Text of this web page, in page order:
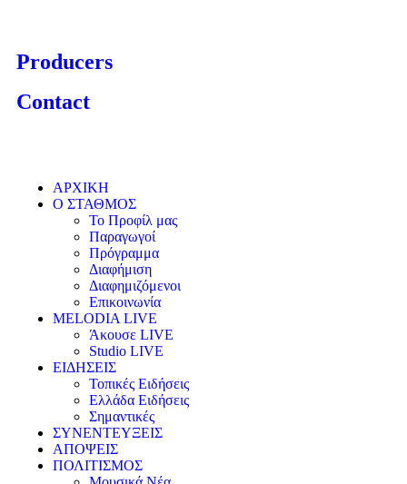
Producers
Contact
ΑΡΧΙΚΗ
Ο ΣΤΑΘΜΟΣ
Το Προφίλ μας
Παραγωγοί
Πρόγραμμα
Διαφήμιση
Διαφημιζόμενοι
Επικοινωνία
MELODIA LIVE
Άκουσε LIVE
Studio LIVE
ΕΙΔΗΣΕΙΣ
Τοπικές Ειδήσεις
Ελλάδα Ειδήσεις
Σημαντικές
ΣΥΝΕΝΤΕΥΞΕΙΣ
ΑΠΟΨΕΙΣ
ΠΟΛΙΤΙΣΜΟΣ